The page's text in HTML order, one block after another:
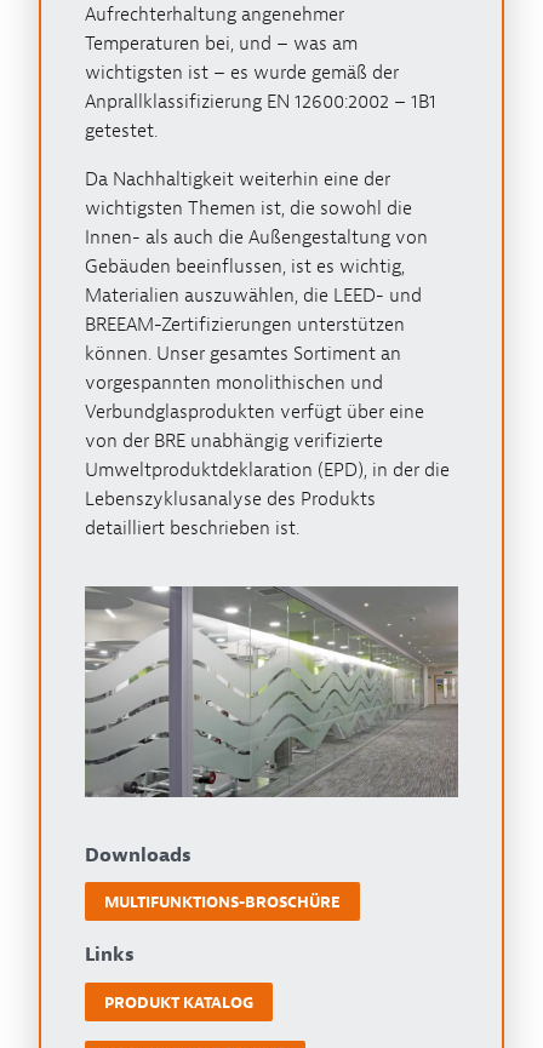
Aufrechterhaltung angenehmer
Temperaturen bei, und – was am
wichtigsten ist – es wurde gemäß der
Anprallklassifizierung EN 12600:2002 – 1B1
getestet.
Da Nachhaltigkeit weiterhin eine der
wichtigsten Themen ist, die sowohl die
Innen- als auch die Außengestaltung von
Gebäuden beeinflussen, ist es wichtig,
Materialien auszuwählen, die LEED- und
BREEAM-Zertifizierungen unterstützen
können. Unser gesamtes Sortiment an
vorgespannten monolithischen und
Verbundglasprodukten verfügt über eine
von der BRE unabhängig verifizierte
Umweltproduktdeklaration (EPD), in der die
Lebenszyklusanalyse des Produkts
detailliert beschrieben ist.
Downloads
MULTIFUNKTIONS-BROSCHÜRE
Links
PRODUKT KATALOG